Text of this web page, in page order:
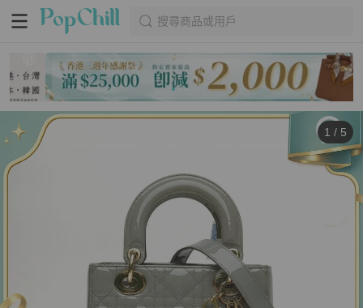
搜尋商品或用戶
1 / 5